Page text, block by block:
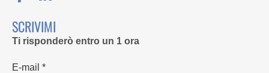
SCRIVIMI
Ti risponderò entro un 1 ora
E-mail *